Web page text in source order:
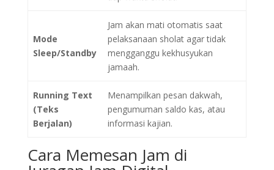
Mode
Sleep/Standby
Jam akan mati otomatis saat
pelaksanaan sholat agar tidak
mengganggu kekhusyukan
jamaah.
Running Text
(Teks
Berjalan)
Menampilkan pesan dakwah,
pengumuman saldo kas, atau
informasi kajian.
Cara Memesan Jam di